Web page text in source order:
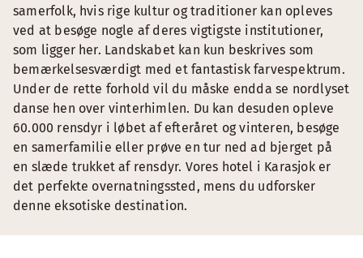
samerfolk, hvis rige kultur og traditioner kan opleves
ved at besøge nogle af deres vigtigste institutioner,
som ligger her. Landskabet kan kun beskrives som
bemærkelsesværdigt med et fantastisk farvespektrum.
Under de rette forhold vil du måske endda se nordlyset
danse hen over vinterhimlen. Du kan desuden opleve
60.000 rensdyr i løbet af efteråret og vinteren, besøge
en samerfamilie eller prøve en tur ned ad bjerget på
en slæde trukket af rensdyr. Vores hotel i Karasjok er
det perfekte overnatningssted, mens du udforsker
denne eksotiske destination.